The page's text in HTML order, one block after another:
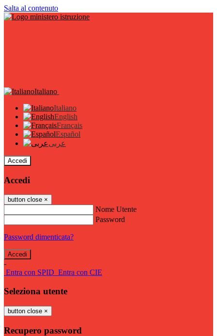
Salta al contenuto
Italiano
Italiano
English
Français
Español
عربى
Accedi
Accedi
button close ×
Nome Utente
Password
Password dimenticata?
-
Entra con SPID Entra con CIE
Seleziona utente
button close ×
Recupero password